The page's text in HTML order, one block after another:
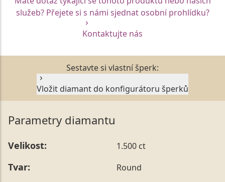
služeb? Přejete si s námi sjednat osobní prohlídku?
Kontaktujte nás
Sestavte si vlastní šperk:
Vložit diamant do konfigurátoru šperků
Parametry diamantu
Velikost: 1.500 ct
Tvar: Round